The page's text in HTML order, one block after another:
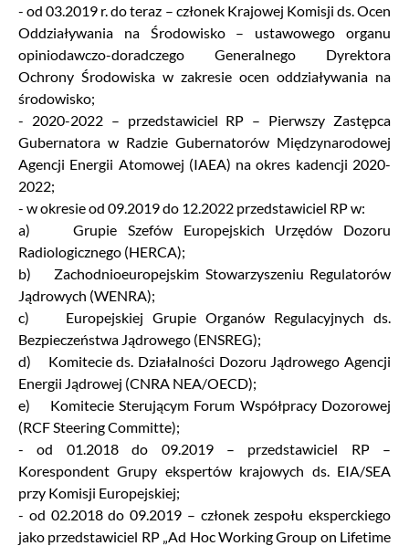
- od 03.2019 r. do teraz – członek Krajowej Komisji ds. Ocen
Oddziaływania na Środowisko – ustawowego organu
opiniodawczo-doradczego Generalnego Dyrektora
Ochrony Środowiska w zakresie ocen oddziaływania na
środowisko;
- 2020-2022 – przedstawiciel RP – Pierwszy Zastępca
Gubernatora w Radzie Gubernatorów Międzynarodowej
Agencji Energii Atomowej (IAEA) na okres kadencji 2020-
2022;
- w okresie od 09.2019 do 12.2022 przedstawiciel RP w:
a) Grupie Szefów Europejskich Urzędów Dozoru
Radiologicznego (HERCA);
b) Zachodnioeuropejskim Stowarzyszeniu Regulatorów
Jądrowych (WENRA);
c) Europejskiej Grupie Organów Regulacyjnych ds.
Bezpieczeństwa Jądrowego (ENSREG);
d) Komitecie ds. Działalności Dozoru Jądrowego Agencji
Energii Jądrowej (CNRA NEA/OECD);
e) Komitecie Sterującym Forum Współpracy Dozorowej
(RCF Steering Committe);
- od 01.2018 do 09.2019 – przedstawiciel RP –
Korespondent Grupy ekspertów krajowych ds. EIA/SEA
przy Komisji Europejskiej;
- od 02.2018 do 09.2019 – członek zespołu eksperckiego
jako przedstawiciel RP „Ad Hoc Working Group on Lifetime